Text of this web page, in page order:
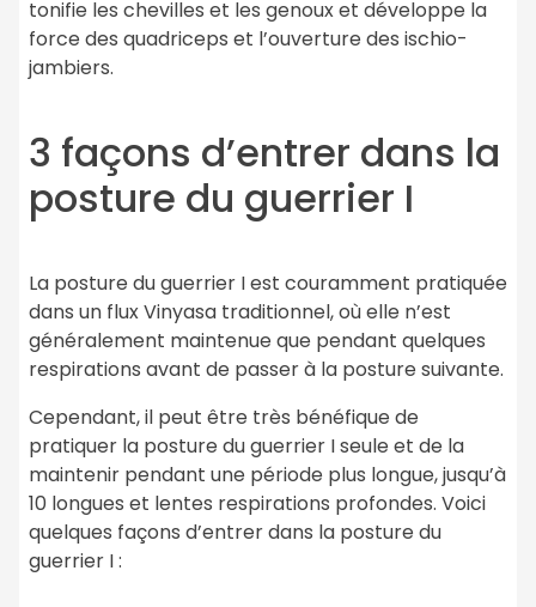
tonifie les chevilles et les genoux et développe la
force des quadriceps et l’ouverture des ischio-
jambiers.
3 façons d’entrer dans la
posture du guerrier I
La posture du guerrier I est couramment pratiquée
dans un flux Vinyasa traditionnel, où elle n’est
généralement maintenue que pendant quelques
respirations avant de passer à la posture suivante.
Cependant, il peut être très bénéfique de
pratiquer la posture du guerrier I seule et de la
maintenir pendant une période plus longue, jusqu’à
10 longues et lentes respirations profondes. Voici
quelques façons d’entrer dans la posture du
guerrier I :